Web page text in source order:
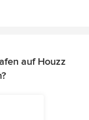
auf Houzz